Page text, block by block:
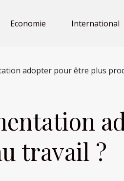
Economie International
adopter pour être plus
travail ?